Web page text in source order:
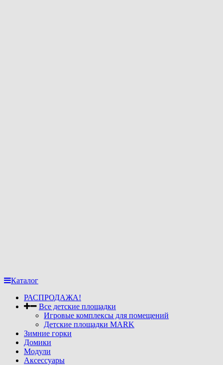
Каталог
РАСПРОДАЖА!
Все детские площадки
Игровые комплексы для помещений
Детские площадки MARK
Зимние горки
Домики
Модули
Аксессуары